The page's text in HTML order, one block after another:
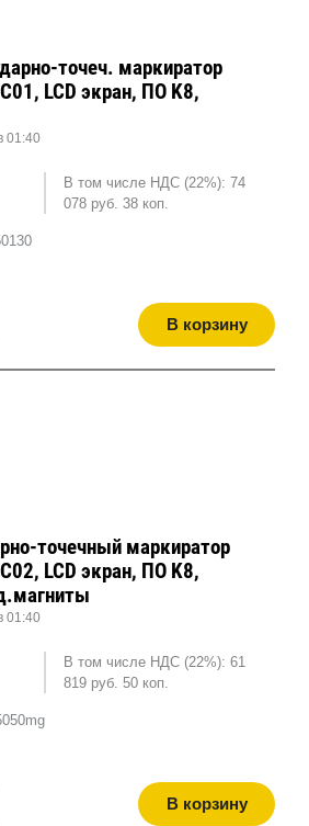
точеч. маркиратор
LCD экран, ПО K8,
01:40
В том числе НДС (22%): 74
078 руб. 38 коп.
В корзину
точечный маркиратор
LCD экран, ПО K8,
01:40
В том числе НДС (22%): 61
819 руб. 50 коп.
В корзину